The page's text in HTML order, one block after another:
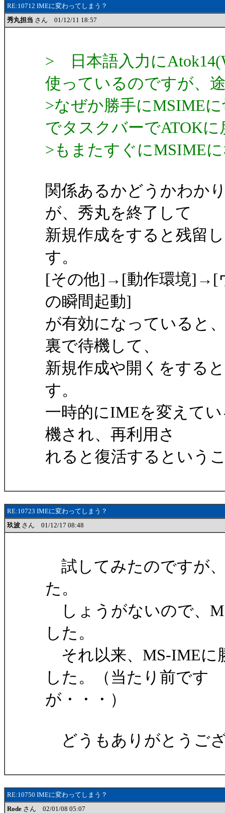
RE:10712 IMEに変わってしまう？
秀丸担当 さん 01/12/11 18:57
> 日本語入力に
使っているのですが、
>なぜか勝手にMSIME
でタスクバーでATOKに
>もまたすぐにMSIME
関係あるかどうかわか
が、秀丸を終了して
新規作成をすると残留
す。
[その他]→[動作環境]→[
の瞬間起動]
が有効になっていると
裏で待機して、
新規作成や開くをする
す。
一時的にIMEを変えて
機され、再利用さ
れると復活するという
RE:10723 IMEに変わってしまう？
玖波 さん 01/12/17 08:48
試してみたのですが
た。
しょうがないので、
した。
それ以来、MS-IMEに
した。（当たり前です
が・・・）
どうもありがとうご
RE:10750 IMEに変わってしまう？
Rode さん 02/01/08 05:07